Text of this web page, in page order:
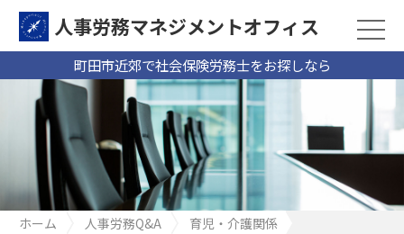
町田市近郊で社会保険労務士をお探しなら
人事労務マネジメントオフィス
ホーム 人事労務Q&A
育児・介護関係